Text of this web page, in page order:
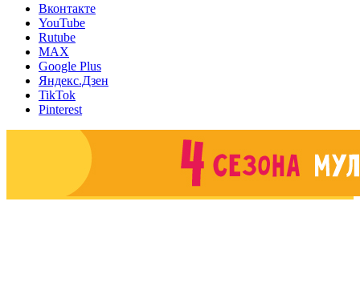
Вконтакте
YouTube
Rutube
MAX
Google Plus
Яндекс.Дзен
TikTok
Pinterest